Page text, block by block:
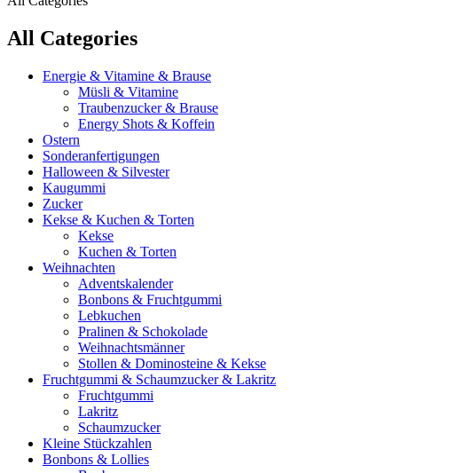
All Categories
Energie & Vitamine & Brause
Müsli & Vitamine
Traubenzucker & Brause
Energy Shots & Koffein
Ostern
Sonderanfertigungen
Halloween & Silvester
Kaugummi
Zucker
Kekse & Kuchen & Torten
Kekse
Kuchen & Torten
Weihnachten
Adventskalender
Bonbons & Fruchtgummi
Lebkuchen
Pralinen & Schokolade
Weihnachtsmänner
Stollen & Dominosteine & Kekse
Fruchtgummi & Schaumzucker & Lakritz
Fruchtgummi
Lakritz
Schaumzucker
Kleine Stückzahlen
Bonbons & Lollies